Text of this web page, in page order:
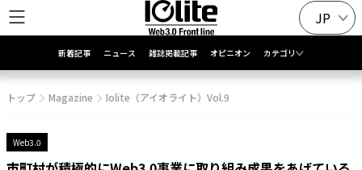
JP
新着記事 ニュース 雑誌掲載記事 オピニオン カテゴリ
トップ Magazine Iolite（アイオライト）Vol.9
Web3.0